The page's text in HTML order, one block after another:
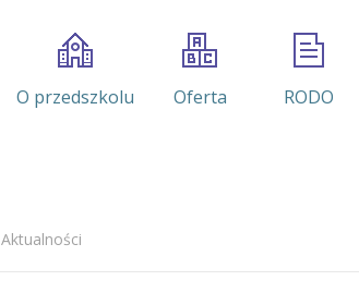
O przedszkolu Oferta RODO
Aktualności